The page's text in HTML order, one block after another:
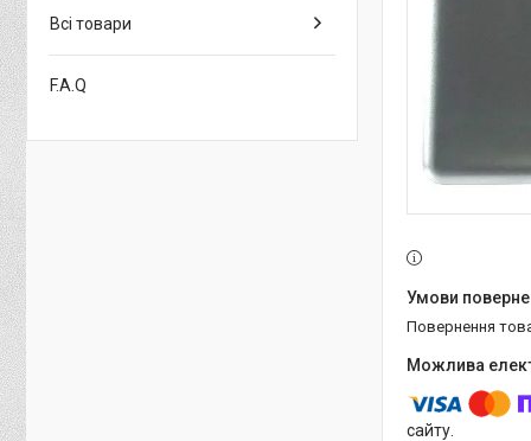
повернення
сайту.
Всі товари
F.A.Q